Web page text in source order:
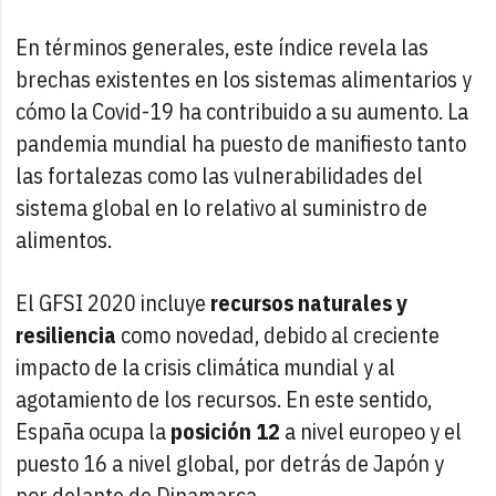
En términos generales, este índice revela las
brechas existentes en los sistemas alimentarios y
cómo la Covid-19 ha contribuido a su aumento. La
pandemia mundial ha puesto de manifiesto tanto
las fortalezas como las vulnerabilidades del
sistema global en lo relativo al suministro de
alimentos.
El GFSI 2020 incluye recursos naturales y
resiliencia como novedad, debido al creciente
impacto de la crisis climática mundial y al
agotamiento de los recursos. En este sentido,
España ocupa laposición 12 a nivel europeo y el
puesto 16 a nivel global, por detrás de Japón y